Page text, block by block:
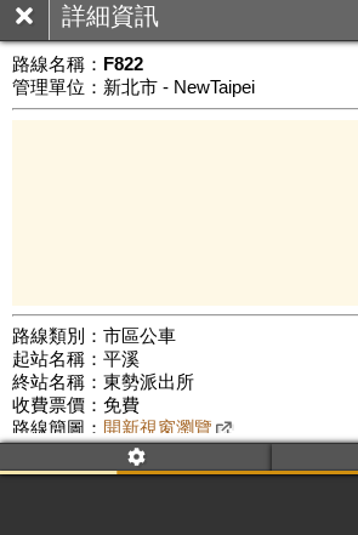
詳細資訊
路線名稱： F822
管理單位：新北市 - NewTaipei
路線類別：市區公車
起站名稱：平溪
終站名稱：東勢派出所
收費票價：免費
路線簡圖： 開新視窗瀏覽
附屬名稱：F822平溪
公車數量: 累計3283、上線2861